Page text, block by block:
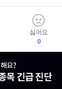
싫어요
0